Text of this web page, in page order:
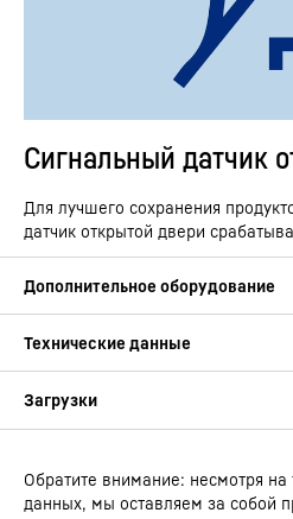
Сигнальный датчик
Для лучшего сохранения
датчик открытой двери
Руководство
Обратите внимание: несмотря
данных, мы оставляем за собой